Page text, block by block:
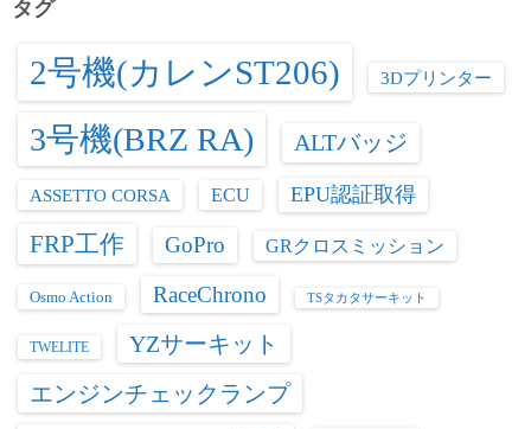
タグ
2号機(カレンST206) 3Dプリンター
3号機(BRZ RA) ALTバッジ
ASSETTO CORSA ECU EPU認証取得
FRP工作 GoPro GRクロスミッション
Osmo Action RaceChrono TSタカタサーキット
TWELITE
YZサーキット
エンジンチェックランプ